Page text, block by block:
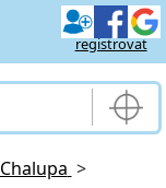
registrovat
Chalupa >